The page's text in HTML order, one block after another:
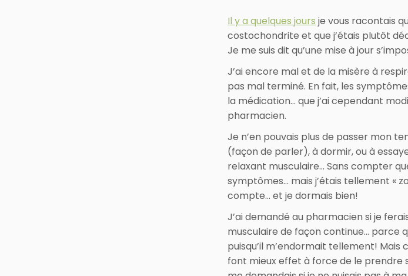
Il y a quelques jours je vous racontais
costochondrite et que j’étais plutôt
Je me suis dit qu’une mise à jour
J’ai encore mal et de la misère à
pas mal terminé. En fait, les
la médication… que j’ai cependant
pharmacien.
Je n’en pouvais plus de passer mon
(façon de parler), à dormir, ou à
relaxant musculaire… Sans compter
symptômes… mais j’étais tellement «
compte… et je dormais bien!
J’ai demandé au pharmacien si je
musculaire de façon continue… parce
puisqu’il m’endormait tellement!
font mieux effet à force de le prendre